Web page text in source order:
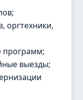
оргтехники,
программ;
выезды;